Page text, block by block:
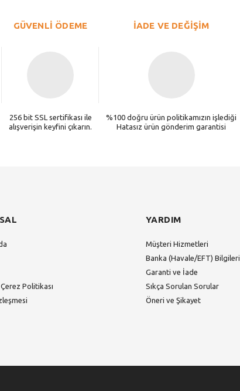
GÜVENLİ ÖDEME
256 bit SSL sertifikası ile
alışverişin keyfini çıkarın.
İADE VE DEĞİŞİM
%100 doğru ürün politikamızın işlediği
Hatasız ürün gönderim garantisi
Politikası
YARDIM
Müşteri Hizmetleri
Banka (Havale/EFT) Bilgileri
Garanti ve İade
Sıkça Sorulan Sorular
Öneri ve Şikayet